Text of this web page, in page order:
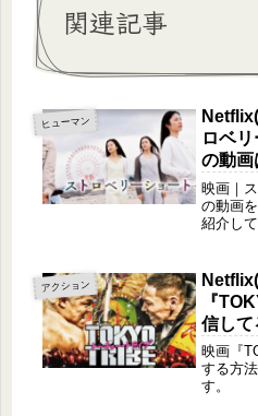
関連記事
ヒューマン
ロベリ
の動画
映画｜
の動画
紹介して
アクション
『
信して
映画『
する方
す。